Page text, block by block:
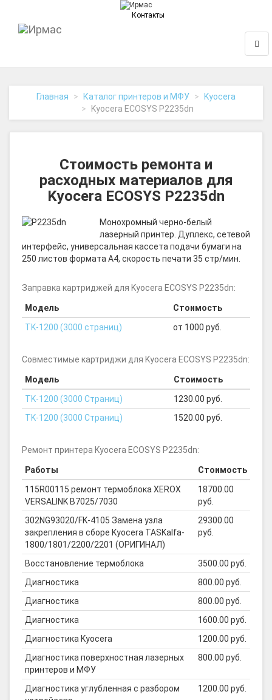
Контакты
Главная Каталог принтеров и МФУ
Kyocera
Kyocera ECOSYS P2235dn
Стоимость ремонта и
расходных материалов для
Kyocera ECOSYS P2235dn
Монохромный черно-белый
лазерный принтер. Дуплекс, сетевой
интерфейс, универсальная кассета подачи бумаги на
250 листов формата A4, скорость печати 35 стр/мин.
Заправка картриджей для Kyocera ECOSYS P2235dn:
Модель
Стоимость
TK-1200 (3000 страниц)
от 1000 руб.
Совместимые картриджи для Kyocera ECOSYS P2235dn:
Модель
Стоимость
TK-1200 (3000 Страниц)
1230.00 руб.
TK-1200 (3000 Страниц)
1520.00 руб.
Ремонт принтера Kyocera ECOSYS P2235dn:
Работы
Стоимость
115R00115 ремонт термоблока XEROX
VERSALINK B7025/7030
18700.00
руб.
302NG93020/FK-4105 Замена узла
закрепления в сборе Kyocera TASKalfa-
1800/1801/2200/2201 (ОРИГИНАЛ)
29300.00
руб.
Восстановление термоблока
3500.00 руб.
Диагностика
800.00 руб.
Диагностика
800.00 руб.
Диагностика
1600.00 руб.
Диагностика Kyocera
1200.00 руб.
Диагностика поверхностная лазерных
принтеров и МФУ
800.00 руб.
Диагностика углубленная с разбором
1200.00 руб.